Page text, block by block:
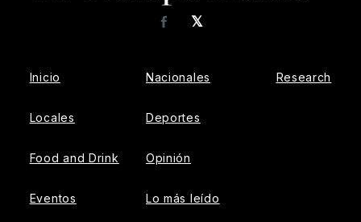
𝕏
Facebook
Inicio
Locales
Food and Drink
Eventos
Nacionales
Deportes
Opinión
Lo más leído
Research